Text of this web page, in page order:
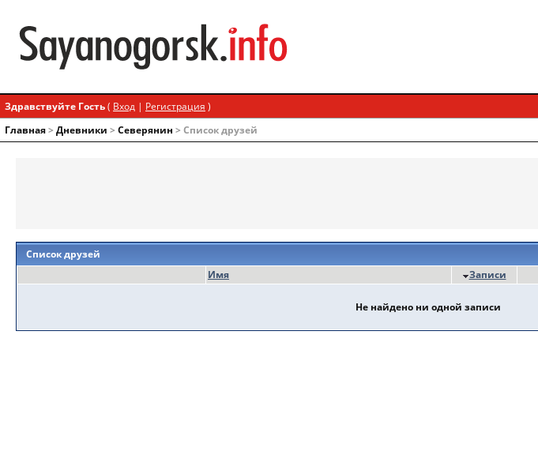
Здравствуйте Гость( Вход | Регистрация )
Главная> Дневники > Северянин > Список друзей
Список друзей
Имя
Записи
Не найдено ни одной записи